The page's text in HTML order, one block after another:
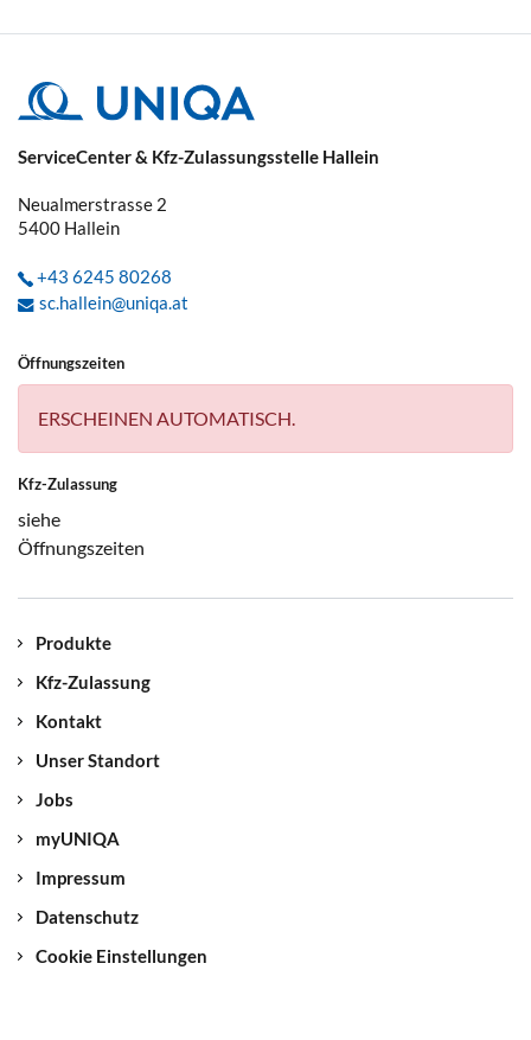
ServiceCenter & Kfz-Zulassungsstelle Hallein
Neualmerstrasse 2
5400 Hallein
+43 6245 80268
sc.hallein@uniqa.at
Öffnungszeiten
ERSCHEINEN AUTOMATISCH.
Kfz-Zulassung
siehe
Öffnungszeiten
Produkte
Kfz-Zulassung
Kontakt
Unser Standort
Jobs
myUNIQA
Impressum
Datenschutz
Cookie Einstellungen